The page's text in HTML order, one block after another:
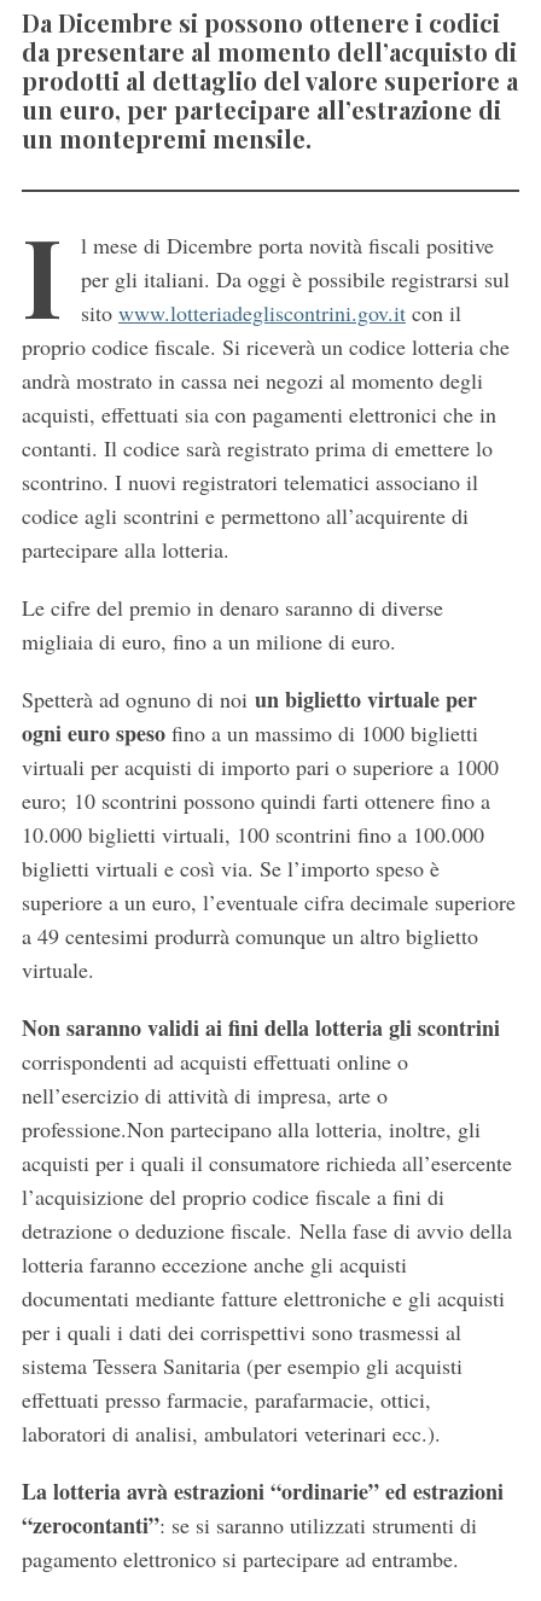
Da Dicembre si possono ottenere i codici
da presentare al momento dell’acquisto di
prodotti al dettaglio del valore superiore a
un euro, per partecipare all’estrazione di
un montepremi mensile.
I
l mese di Dicembre porta novità fiscali positive
per gli italiani. Da oggi è possibile registrarsi sul
sito www.lotteriadegliscontrini.gov.itcon il
proprio codice fiscale. Si riceverà un codice lotteria che
andrà mostrato in cassa nei negozi al momento degli
acquisti, effettuati sia con pagamenti elettronici che in
contanti. Il codice sarà registrato prima di emettere lo
scontrino. I nuovi registratori telematici associano il
codice agli scontrini e permettono all’acquirente di
partecipare alla lotteria.
Le cifre del premio in denaro saranno di diverse
migliaia di euro, fino a un milione di euro.
Spetterà ad ognuno di noi un biglietto virtuale per
ogni euro spesofino a un massimo di 1000 biglietti
virtuali per acquisti di importo pari o superiore a 1000
euro; 10 scontrini possono quindi farti ottenere fino a
10.000 biglietti virtuali, 100 scontrini fino a 100.000
biglietti virtuali e così via. Se l’importo speso è
superiore a un euro, l’eventuale cifra decimale superiore
a 49 centesimi produrrà comunque un altro biglietto
virtuale.
Non saranno validi ai fini della lotteria gli scontrini
corrispondenti ad acquisti effettuati online o
nell’esercizio di attività di impresa, arte o
professione.Non partecipano alla lotteria, inoltre, gli
acquisti per i quali il consumatore richieda all’esercente
l’acquisizione del proprio codice fiscale a fini di
detrazione o deduzione fiscale. Nella fase di avvio della
lotteria faranno eccezione anche gli acquisti
documentati mediante fatture elettroniche e gli acquisti
per i quali i dati dei corrispettivi sono trasmessi al
sistema Tessera Sanitaria (per esempio gli acquisti
effettuati presso farmacie, parafarmacie, ottici,
laboratori di analisi, ambulatori veterinari ecc.).
La lotteria avrà estrazioni “ordinarie” ed estrazioni
“zerocontanti”: se si saranno utilizzati strumenti di
pagamento elettronico si partecipare ad entrambe.